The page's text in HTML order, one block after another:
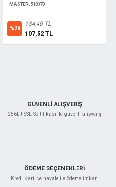
MASTER.510370
%20
134,40 TL
107,52 TL
GÜVENLİ ALIŞVERİŞ
256bit SSL Sertifikası ile güvenli alışveriş
ÖDEME SEÇENEKLERİ
Kredi Kartı ve havale ile ödeme imkanı